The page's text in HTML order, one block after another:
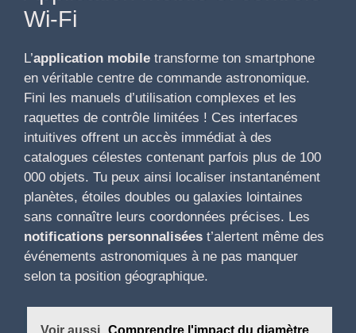
Wi-Fi
L’application mobile transforme ton smartphone
en véritable centre de commande astronomique.
Fini les manuels d’utilisation complexes et les
raquettes de contrôle limitées ! Ces interfaces
intuitives offrent un accès immédiat à des
catalogues célestes contenant parfois plus de 100
000 objets. Tu peux ainsi localiser instantanément
planètes, étoiles doubles ou galaxies lointaines
sans connaître leurs coordonnées précises. Les
notifications personnalisées t’alertent même des
événements astronomiques à ne pas manquer
selon ta position géographique.
Voir aussi Comprendre l'impact du diamètre